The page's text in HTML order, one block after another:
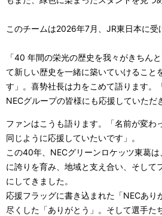
このチームは2026年7月、JR東日本に受
「40 年間の栄光の歴史を我々がきちん
て新しい歴史を一緒に築いていけること
す」。喜㔟社長は力をこめて語ります。
NECグループの皆様にも応援していただ
ファンはこうも語ります。「名前が変わ
同じように応援していたいです」。
この40年、NECグリーンロケッツ東葛
に誇りを育み、地域と支え合い、そして
にしてきました。
応援フラッグに書き込まれた「NECあり
尽くした「ありがとう」。そして選手た